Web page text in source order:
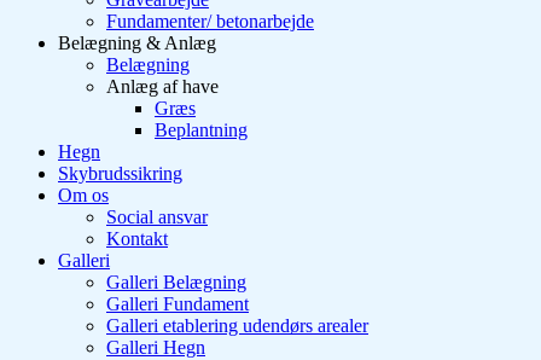
Fundamenter/ betonarbejde
Belægning & Anlæg
Belægning
Anlæg af have
Græs
Beplantning
Hegn
Skybrudssikring
Om os
Social ansvar
Kontakt
Galleri
Galleri Belægning
Galleri Fundament
Galleri etablering udendørs arealer
Galleri Hegn